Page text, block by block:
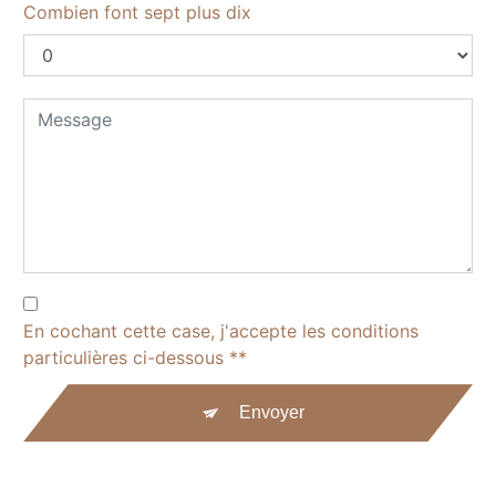
Combien font sept plus dix
En cochant cette case, j'accepte les conditions
particulières ci-dessous **
Envoyer